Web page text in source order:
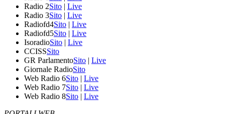
Radio 2Sito | Live
Radio 3Sito | Live
Radiofd4Sito | Live
Radiofd5Sito | Live
IsoradioSito | Live
CCISSSito
GR ParlamentoSito | Live
Giornale RadioSito
Web Radio 6Sito | Live
Web Radio 7Sito | Live
Web Radio 8Sito | Live